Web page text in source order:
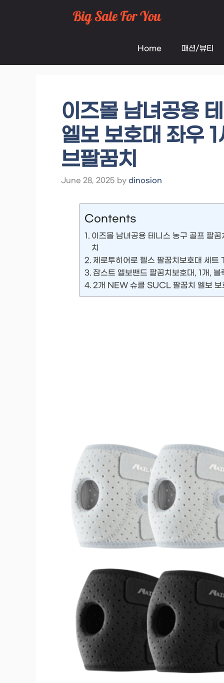
Home 패션/뷰티
이즈몰 남녀공용
엘보 보호대 좌우
브팔꿈치
June 28, 2025 by dinosion
Contents
이즈몰 남녀공용 테니스 농구 골프 팔
치
제로투히어로 헬스 팔꿈치보호대 세
잠스트 엘보밴드 팔꿈치보호대, 1개, 블
2개 NEW 슈클 SUCL 팔꿈치 엘보 보